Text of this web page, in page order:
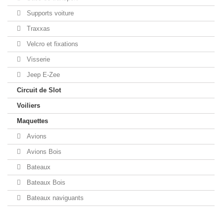
Supports voiture
Traxxas
Velcro et fixations
Visserie
Jeep E-Zee
Circuit de Slot
Voiliers
Maquettes
Avions
Avions Bois
Bateaux
Bateaux Bois
Bateaux naviguants